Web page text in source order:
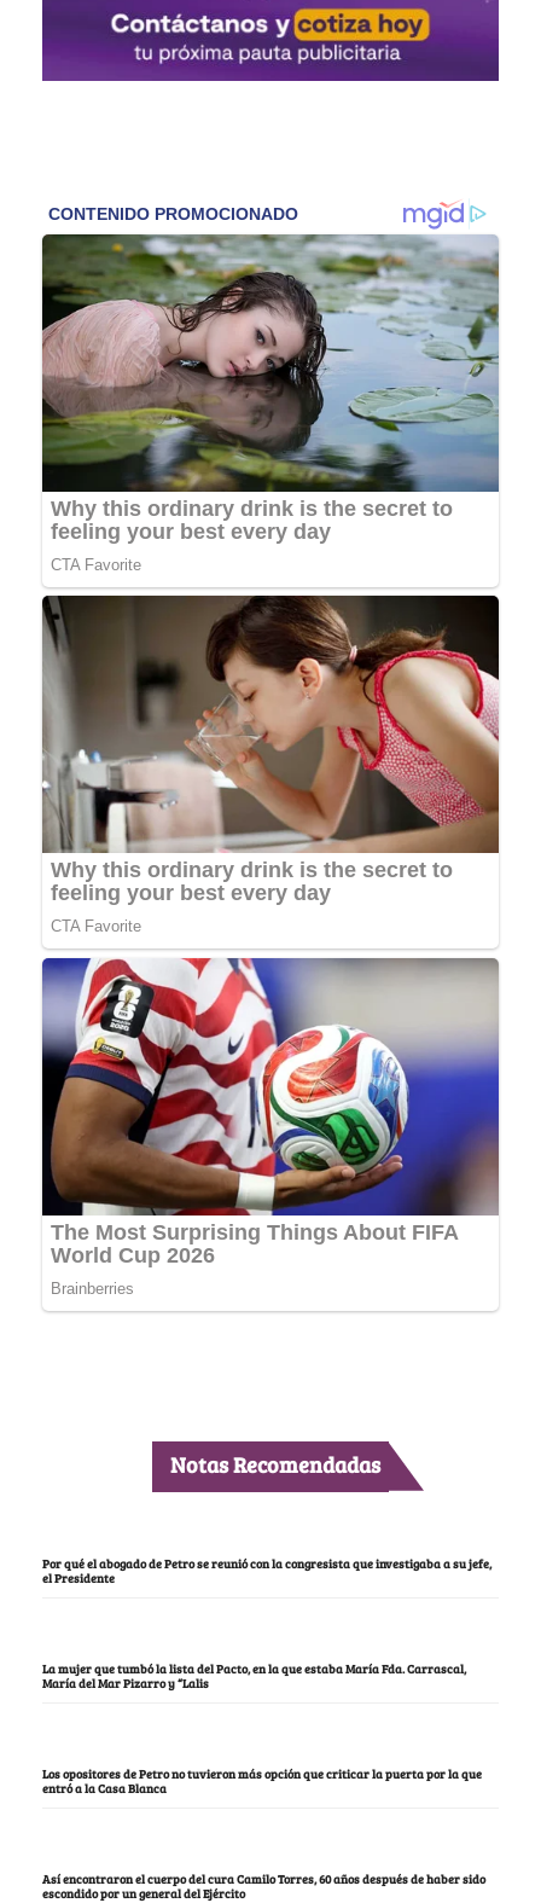
Notas Recomendadas
Por qué el abogado de Petro se reunió con la congresista que investigaba a su jefe,
el Presidente
La mujer que tumbó la lista del Pacto, en la que estaba María Fda. Carrascal,
María del Mar Pizarro y “Lalis
Los opositores de Petro no tuvieron más opción que criticar la puerta por la que
entró a la Casa Blanca
Así encontraron el cuerpo del cura Camilo Torres, 60 años después de haber sido
escondido por un general del Ejército